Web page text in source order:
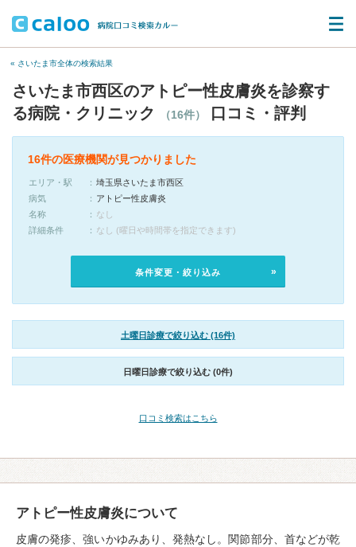
« さいたま市全体の検索結果
さいたま市西区のアトピー性皮膚炎を診察す
る病院・クリニック
（16件） 口コミ・評判
16件の医療機関が見つかりました
エリア・駅
埼玉県さいたま市西区
病気
アトピー性皮膚炎
名称
なし
詳細条件
なし (曜日や時間帯を指定できます)
条件変更・絞り込み
土曜日診療で絞り込む (16件)
日曜日診療で絞り込む (0件)
口コミ検索はこちら
アトピー性皮膚炎について
皮膚の発疹、強いかゆみあり、発熱なし。関節部分、首などが乾